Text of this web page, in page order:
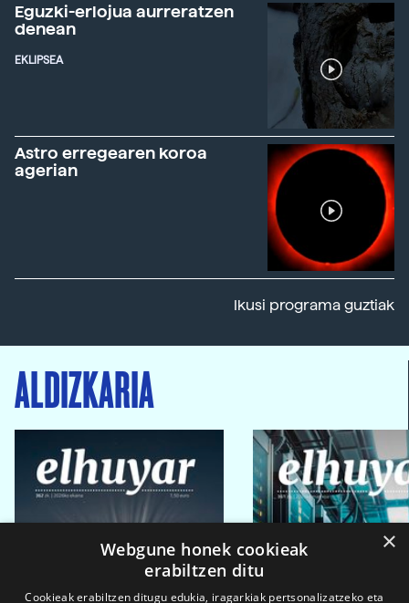
Eguzki-erlojua aurreratzen
denean
EKLIPSEA
Astro erregearen koroa
agerian
Ikusi programa guztiak
ALDIZKARIA
×
Webgune honek cookieak
erabiltzen ditu
Cookieak erabiltzen ditugu edukia, iragarkiak pertsonalizatzeko eta